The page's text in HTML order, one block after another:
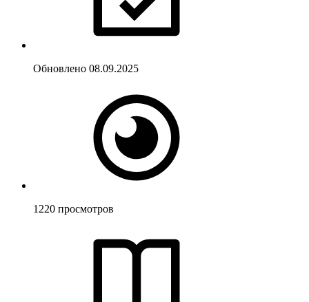
Обновлено 08.09.2025
1220 просмотров